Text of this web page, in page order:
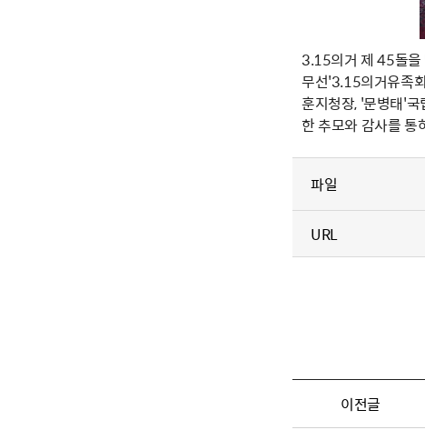
3.15의거 제 45돌을
무선'3.15의거유족
훈지청장, '문병태'
한 추모와 감사를 통
파일
URL
이전글